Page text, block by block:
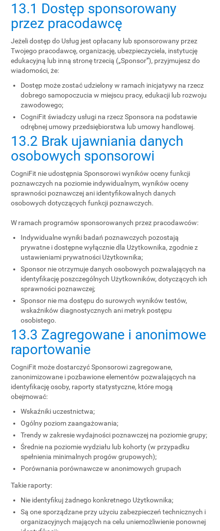
13.1 Dostęp sponsorowany
przez pracodawcę
Jeżeli dostęp do Usług jest opłacany lub sponsorowany przez
Twojego pracodawcę, organizację, ubezpieczyciela, instytucję
edukacyjną lub inną stronę trzecią („Sponsor”), przyjmujesz do
wiadomości, że:
Dostęp może zostać udzielony w ramach inicjatywy na rzecz
dobrego samopoczucia w miejscu pracy, edukacji lub rozwoju
zawodowego;
CogniFit świadczy usługi na rzecz Sponsora na podstawie
odrębnej umowy przedsiębiorstwa lub umowy handlowej.
13.2 Brak ujawniania danych
osobowych sponsorowi
CogniFit nie udostępnia Sponsorowi wyników oceny funkcji
poznawczych na poziomie indywidualnym, wyników oceny
sprawności poznawczej ani identyfikowalnych danych
osobowych dotyczących funkcji poznawczych.
W ramach programów sponsorowanych przez pracodawców:
Indywidualne wyniki badań poznawczych pozostają
prywatne i dostępne wyłącznie dla Użytkownika, zgodnie z
ustawieniami prywatności Użytkownika;
Sponsor nie otrzymuje danych osobowych pozwalających na
identyfikację poszczególnych Użytkowników, dotyczących ich
sprawności poznawczej;
Sponsor nie ma dostępu do surowych wyników testów,
wskaźników diagnostycznych ani metryk postępu
osobistego.
13.3 Zagregowane i anonimowe
raportowanie
CogniFit może dostarczyć Sponsorowi zagregowane,
zanonimizowane i pozbawione elementów pozwalających na
identyfikację osoby, raporty statystyczne, które mogą
obejmować:
Wskaźniki uczestnictwa;
Ogólny poziom zaangażowania;
Trendy w zakresie wydajności poznawczej na poziomie grupy;
Średnie na poziomie wydziału lub kohorty (w przypadku
spełnienia minimalnych progów grupowych);
Porównania porównawcze w anonimowych grupach
Takie raporty:
Nie identyfikuj żadnego konkretnego Użytkownika;
Są one sporządzane przy użyciu zabezpieczeń technicznych i
organizacyjnych mających na celu uniemożliwienie ponownej